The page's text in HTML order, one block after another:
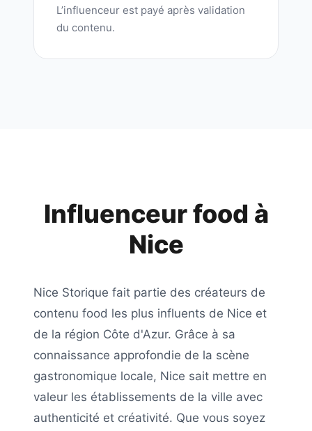
L’influenceur est payé après validation
du contenu.
Influenceur food à
Nice
Nice Storique fait partie des créateurs de
contenu food les plus influents de Nice et
de la région Côte d'Azur. Grâce à sa
connaissance approfondie de la scène
gastronomique locale, Nice sait mettre en
valeur les établissements de la ville avec
authenticité et créativité. Que vous soyez